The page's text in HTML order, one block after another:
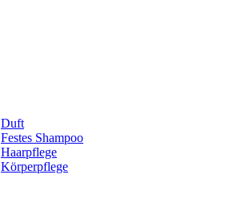
Duft
Festes Shampoo
Haarpflege
Körperpflege